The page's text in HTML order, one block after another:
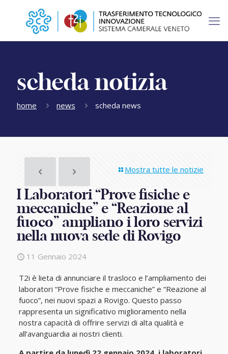
scheda notizia
home news scheda news
Mostra tutte le notizie
I Laboratori “Prove fisiche e
meccaniche” e “Reazione al
fuoco” ampliano i loro servizi
nella nuova sede di Rovigo
11 Gennaio 2024
T2i è lieta di annunciare il trasloco e l’ampliamento dei
laboratori “Prove fisiche e meccaniche” e “Reazione al
fuoco”, nei nuovi spazi a Rovigo. Questo passo
rappresenta un significativo miglioramento nella
nostra capacità di offrire servizi di alta qualità e
all’avanguardia ai nostri clienti.